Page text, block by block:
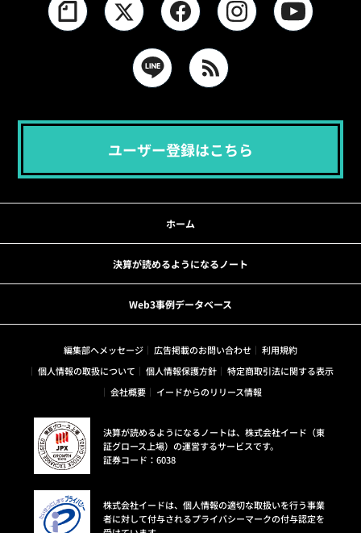
ユーザー登録はこちら
ホーム
決算が読めるようになるノート
Web3事例データベース
編集部へメッセージ 広告掲載のお問い合わせ
利用規約
個人情報の取扱について
個人情報保護方針
特定商取引法に関する表示
会社概要
イードからのリリース情報
決算が読めるようになるノートは、株式会社イード（東
証グロース上場）の運営するサービスです。
証券コード：6038
株式会社イードは、個人情報の適切な取扱いを行う事業
者に対して付与されるプライバシーマークの付与認定を